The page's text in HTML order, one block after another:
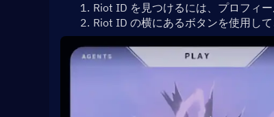
Riot ID を見つけるには、プロフィ
Riot ID の横にあるボタンを使用し